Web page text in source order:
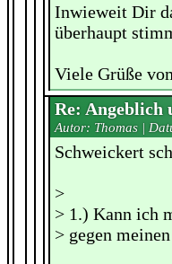
Inwieweit Dir
überhaupt
Viele Grüße
Re: Angeblich
Autor: Thomas |
Schweickert
>
> 1.) Kann ich
> gegen